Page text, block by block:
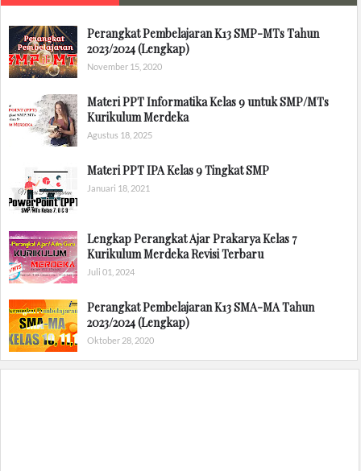
Perangkat Pembelajaran K13 SMP-MTs Tahun
2023/2024 (Lengkap)
November 15, 2020
Materi PPT Informatika Kelas 9 untuk SMP/MTs
Kurikulum Merdeka
Agustus 18, 2025
Materi PPT IPA Kelas 9 Tingkat SMP
Januari 18, 2021
Lengkap Perangkat Ajar Prakarya Kelas 7
Kurikulum Merdeka Revisi Terbaru
Juli 01, 2024
Perangkat Pembelajaran K13 SMA-MA Tahun
2023/2024 (Lengkap)
Oktober 28, 2020